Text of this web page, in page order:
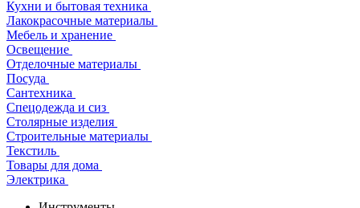
Кухни и бытовая техника
Лакокрасочные материалы
Мебель и хранение
Освещение
Отделочные материалы
Посуда
Сантехника
Спецодежда и сиз
Столярные изделия
Строительные материалы
Текстиль
Товары для дома
Электрика